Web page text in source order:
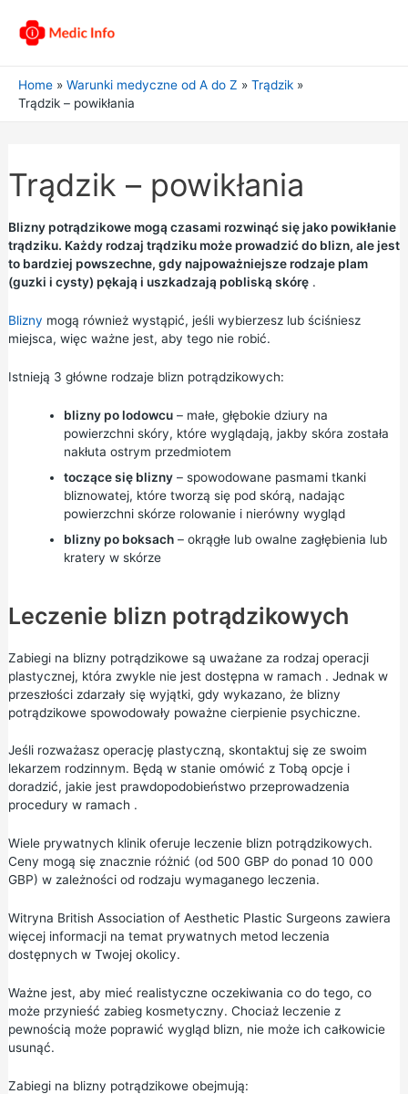
Home Warunki medyczne od A do Z
Trądzik
Trądzik – powikłania
Trądzik – powikłania
Blizny potrądzikowe mogą czasami rozwinąć się jako powikłanie
trądziku. Każdy rodzaj trądziku może prowadzić do blizn, ale jest
to bardziej powszechne, gdy najpoważniejsze rodzaje plam
(guzki i cysty) pękają i uszkadzają pobliską skórę.
Blizny mogą również wystąpić, jeśli wybierzesz lub ściśniesz
miejsca, więc ważne jest, aby tego nie robić.
Istnieją 3 główne rodzaje blizn potrądzikowych:
blizny po lodowcu– małe, głębokie dziury na
powierzchni skóry, które wyglądają, jakby skóra została
nakłuta ostrym przedmiotem
toczące się blizny– spowodowane pasmami tkanki
bliznowatej, które tworzą się pod skórą, nadając
powierzchni skórze rolowanie i nierówny wygląd
blizny po boksach– okrągłe lub owalne zagłębienia lub
kratery w skórze
Leczenie blizn potrądzikowych
Zabiegi na blizny potrądzikowe są uważane za rodzaj operacji
plastycznej, która zwykle nie jest dostępna w ramach . Jednak w
przeszłości zdarzały się wyjątki, gdy wykazano, że blizny
potrądzikowe spowodowały poważne cierpienie psychiczne.
Jeśli rozważasz operację plastyczną, skontaktuj się ze swoim
lekarzem rodzinnym. Będą w stanie omówić z Tobą opcje i
doradzić, jakie jest prawdopodobieństwo przeprowadzenia
procedury w ramach .
Wiele prywatnych klinik oferuje leczenie blizn potrądzikowych.
Ceny mogą się znacznie różnić (od 500 GBP do ponad 10 000
GBP) w zależności od rodzaju wymaganego leczenia.
Witryna British Association of Aesthetic Plastic Surgeonszawiera
więcej informacji na temat prywatnych metod leczenia
dostępnych w Twojej okolicy.
Ważne jest, aby mieć realistyczne oczekiwania co do tego, co
może przynieść zabieg kosmetyczny. Chociaż leczenie z
pewnością może poprawić wygląd blizn, nie może ich całkowicie
usunąć.
Zabiegi na blizny potrądzikowe obejmują: